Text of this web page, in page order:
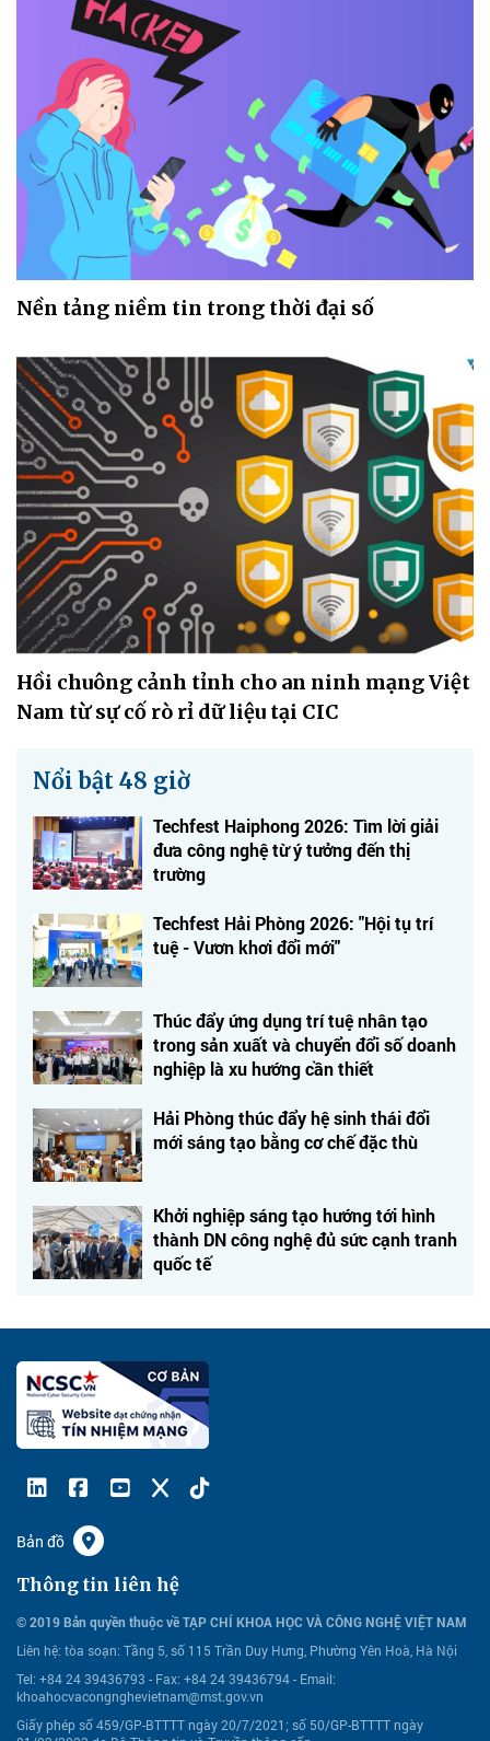
Nền tảng niềm tin trong thời đại số
Hồi chuông cảnh tỉnh cho an ninh mạng Việt
Nam từ sự cố rò rỉ dữ liệu tại CIC
Nổi bật 48 giờ
Techfest Haiphong 2026: Tìm lời giải
đưa công nghệ từ ý tưởng đến thị
trường
Techfest Hải Phòng 2026: "Hội tụ trí
tuệ - Vươn khơi đổi mới"
Thúc đẩy ứng dụng trí tuệ nhân tạo
trong sản xuất và chuyển đổi số doanh
nghiệp là xu hướng cần thiết
Hải Phòng thúc đẩy hệ sinh thái đổi
mới sáng tạo bằng cơ chế đặc thù
Khởi nghiệp sáng tạo hướng tới hình
thành DN công nghệ đủ sức cạnh tranh
quốc tế
Bản đồ
Thông tin liên hệ
© 2019 Bản quyền thuộc về TẠP CHÍ KHOA HỌC VÀ CÔNG NGHỆ VIỆT NAM
Liên hệ: tòa soạn: Tầng 5, số 115 Trần Duy Hưng, Phường Yên Hoà, Hà Nội
Tel: +84 24 39436793 - Fax: +84 24 39436794 - Email:
khoahocvacongnghevietnam@mst.gov.vn
Giấy phép số 459/GP-BTTTT ngày 20/7/2021; số 50/GP-BTTTT ngày